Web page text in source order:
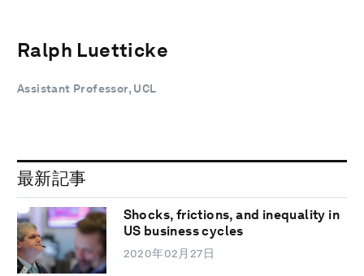
Ralph Luetticke
Assistant Professor, UCL
最新記事
Shocks, frictions, and inequality in
US business cycles
2020年02月27日